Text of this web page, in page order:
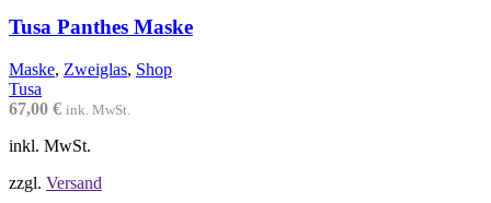
Tusa Panthes Maske
Maske, Zweiglas, Shop
Tusa
67,00 € ink. MwSt.
inkl. MwSt.
zzgl. Versand